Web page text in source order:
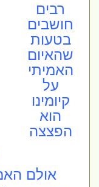
רבים
חושבים
בטעות
שהאיום
האמיתי
על
קיומינו
הוא
הפצצה
אולם